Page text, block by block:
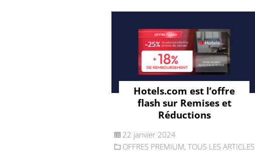
Hotels.com est l’offre
flash sur Remises et
Réductions
22 janvier 2024
OFFRES PREMIUM, TOUS LES ARTICLES